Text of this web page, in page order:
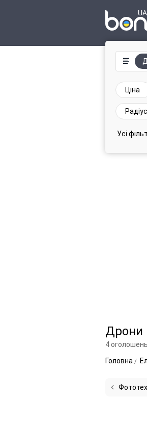
Ціна
Усі
Дрони
4 оголошень
Головна